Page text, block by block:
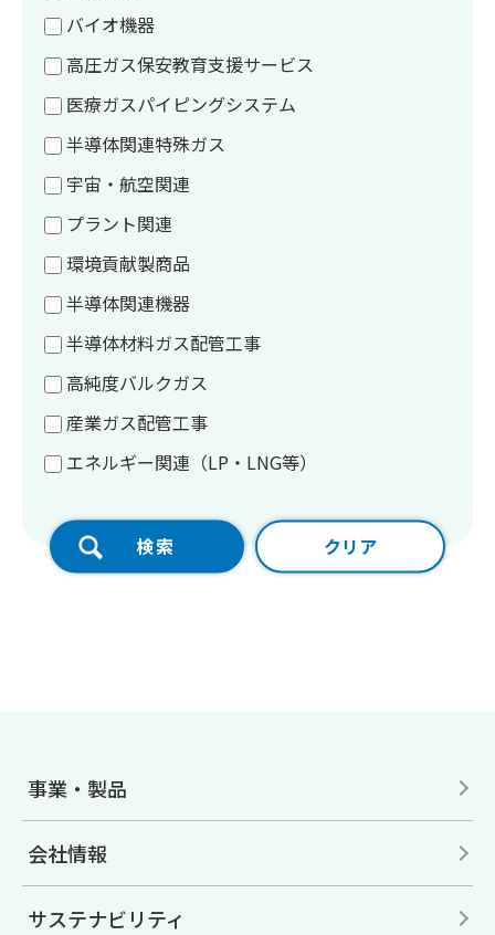
バイオ機器
高圧ガス保安教育支援サービス
医療ガスパイピングシステム
半導体関連特殊ガス
宇宙・航空関連
プラント関連
環境貢献製商品
半導体関連機器
半導体材料ガス配管工事
高純度バルクガス
産業ガス配管工事
エネルギー関連（LP・LNG等）
事業・製品
会社情報
サステナビリティ